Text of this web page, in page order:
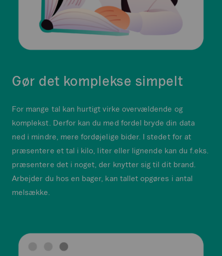
Gør det komplekse simpelt
For mange tal kan hurtigt virke overvældende og
komplekst. Derfor kan du med fordel bryde din data
ned i mindre, mere fordøjelige bider. I stedet for at
præsentere et tal i kilo, liter eller lignende kan du f.eks.
præsentere det i noget, der knytter sig til dit brand.
Arbejder du hos en bager, kan tallet opgøres i antal
melsække.